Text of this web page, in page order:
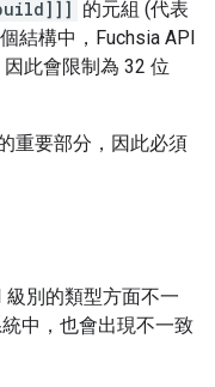
的元組 (代表
結構中，Fuchsia API
此會限制為 32 位
重要部分，因此必須
別的類型方面不一
中，也會出現不一致